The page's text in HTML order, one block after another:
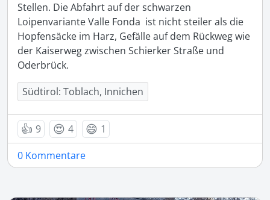
Stellen. Die Abfahrt auf der schwarzen
Loipenvariante Valle Fonda  ist nicht steiler als die
Hopfensäcke im Harz, Gefälle auf dem Rückweg wie
der Kaiserweg zwischen Schierker Straße und
Oderbrück.
Südtirol: Toblach, Innichen
👍 9 😍 4 😄 1
0 Kommentare